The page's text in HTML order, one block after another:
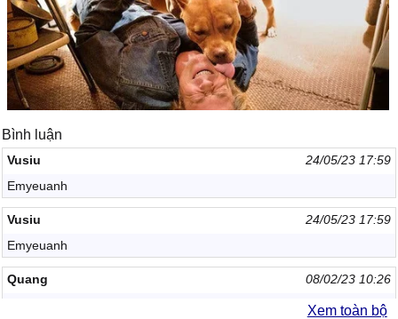
Bình luận
Vusiu
24/05/23 17:59
Emyeuanh
Vusiu
24/05/23 17:59
Emyeuanh
Quang
08/02/23 10:26
Xem toàn bộ